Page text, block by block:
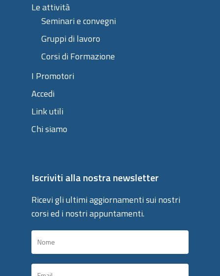
Le attività
Seminari e convegni
Gruppi di lavoro
Corsi di Formazione
I Promotori
Accedi
Link utili
Chi siamo
Iscriviti alla nostra newsletter
Ricevi gli ultimi aggiornamenti sui nostri
corsi ed i nostri appuntamenti.